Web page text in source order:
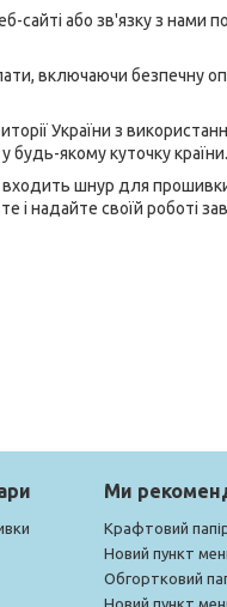
або зв'язку з нами
включаючи безпечну
України з
будь-якому куточку країни.
входить шнур для
і надайте своїй роботі
Ми
Крафтовий
Новий пункт
Обгортковий
Новий пункт